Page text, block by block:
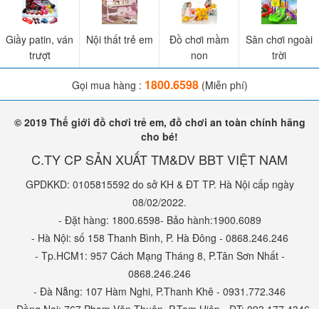
Giầy patin, ván
trượt
Nội thất trẻ em
Đồ chơi mầm
non
Sân chơi ngoài
trời
Gọi mua hàng : 1800.6598(Miễn phí)
© 2019 Thế giới đồ chơi trẻ em, đồ chơi an toàn chính hãng
cho bé!
C.TY CP SẢN XUẤT TM&DV BBT VIỆT NAM
GPDKKD: 0105815592 do sở KH & ĐT TP. Hà Nội cấp ngày
08/02/2022.
- Đặt hàng: 1800.6598- Bảo hành:1900.6089
- Hà Nội: số 158 Thanh Bình, P. Hà Đông - 0868.246.246
- Tp.HCM1: 957 Cách Mạng Tháng 8, P.Tân Sơn Nhất -
0868.246.246
- Đà Nẵng: 107 Hàm Nghi, P.Thanh Khê - 0931.772.346